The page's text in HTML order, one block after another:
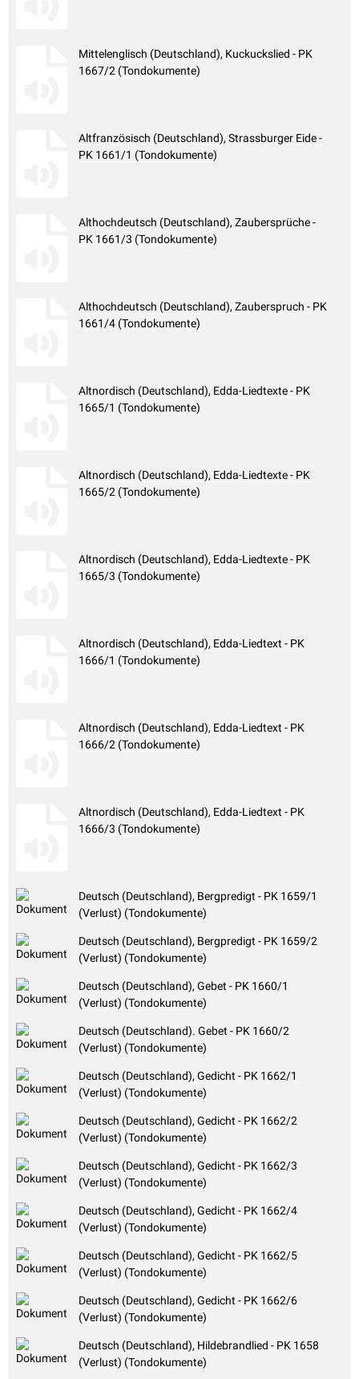
Mittelenglisch (Deutschland), Kuckuckslied - PK
1667/2 (Tondokumente)
Altfranzösisch (Deutschland), Strassburger Eide -
PK 1661/1 (Tondokumente)
Althochdeutsch (Deutschland), Zaubersprüche -
PK 1661/3 (Tondokumente)
Althochdeutsch (Deutschland), Zauberspruch - PK
1661/4 (Tondokumente)
Altnordisch (Deutschland), Edda-Liedtexte - PK
1665/1 (Tondokumente)
Altnordisch (Deutschland), Edda-Liedtexte - PK
1665/2 (Tondokumente)
Altnordisch (Deutschland), Edda-Liedtexte - PK
1665/3 (Tondokumente)
Altnordisch (Deutschland), Edda-Liedtext - PK
1666/1 (Tondokumente)
Altnordisch (Deutschland), Edda-Liedtext - PK
1666/2 (Tondokumente)
Altnordisch (Deutschland), Edda-Liedtext - PK
1666/3 (Tondokumente)
Deutsch (Deutschland), Bergpredigt - PK 1659/1
(Verlust) (Tondokumente)
Deutsch (Deutschland), Bergpredigt - PK 1659/2
(Verlust) (Tondokumente)
Deutsch (Deutschland), Gebet - PK 1660/1
(Verlust) (Tondokumente)
Deutsch (Deutschland). Gebet - PK 1660/2
(Verlust) (Tondokumente)
Deutsch (Deutschland), Gedicht - PK 1662/1
(Verlust) (Tondokumente)
Deutsch (Deutschland), Gedicht - PK 1662/2
(Verlust) (Tondokumente)
Deutsch (Deutschland), Gedicht - PK 1662/3
(Verlust) (Tondokumente)
Deutsch (Deutschland), Gedicht - PK 1662/4
(Verlust) (Tondokumente)
Deutsch (Deutschland), Gedicht - PK 1662/5
(Verlust) (Tondokumente)
Deutsch (Deutschland), Gedicht - PK 1662/6
(Verlust) (Tondokumente)
Deutsch (Deutschland), Hildebrandlied - PK 1658
(Verlust) (Tondokumente)